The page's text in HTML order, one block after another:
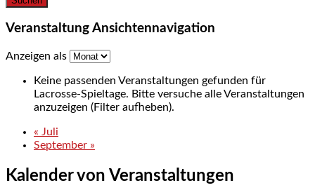
Veranstaltung Ansichtennavigation
Anzeigen als
Keine passenden Veranstaltungen gefunden für
Lacrosse-Spieltage. Bitte versuche alle Veranstaltungen
anzuzeigen (Filter aufheben).
« Juli
September »
Kalender von Veranstaltungen